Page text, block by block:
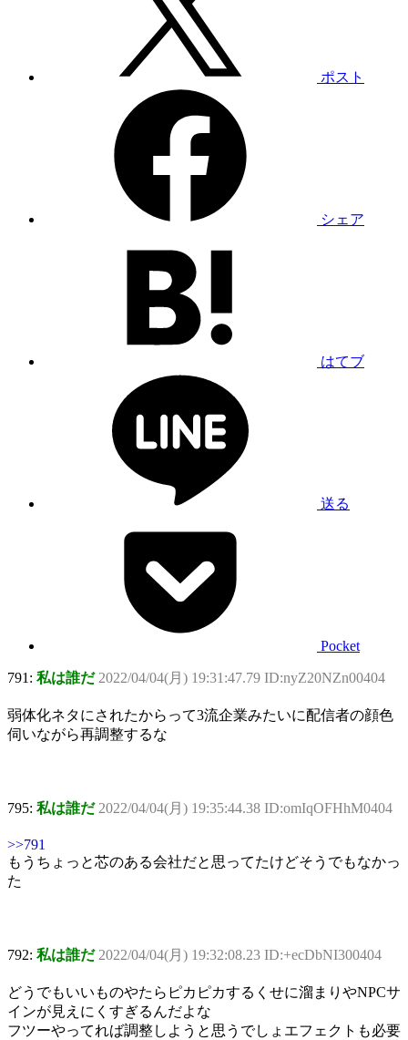
ポスト
シェア
はてブ
送る
Pocket
791: 私は誰だ 2022/04/04(月) 19:31:47.79 ID:nyZ20NZn00404
弱体化ネタにされたからって3流企業みたいに配信者の顔色
伺いながら再調整するな
795: 私は誰だ 2022/04/04(月) 19:35:44.38 ID:omIqOFHhM0404
>>791
もうちょっと芯のある会社だと思ってたけどそうでもなかっ
た
792: 私は誰だ 2022/04/04(月) 19:32:08.23 ID:+ecDbNI300404
どうでもいいものやたらピカピカするくせに溜まりやNPCサ
インが見えにくすぎるんだよな
フツーやってれば調整しようと思うでしょエフェクトも必要